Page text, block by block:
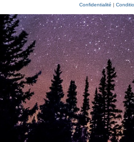
Confidentialité |